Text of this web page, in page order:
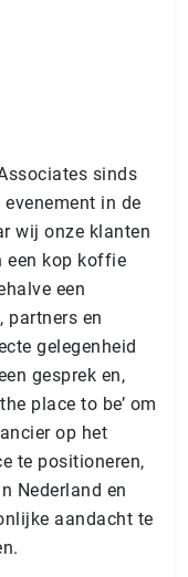
sinds
in de
wij onze klanten
een kop koffie
een
partners en
gelegenheid
gesprek en,
place to be’ om
op het
te positioneren,
Nederland en
aandacht te